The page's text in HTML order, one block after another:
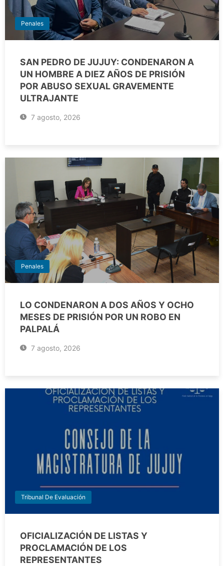
Penales
SAN PEDRO DE JUJUY: CONDENARON A
UN HOMBRE A DIEZ AÑOS DE PRISIÓN
POR ABUSO SEXUAL GRAVEMENTE
ULTRAJANTE
7 agosto, 2026
Penales
LO CONDENARON A DOS AÑOS Y OCHO
MESES DE PRISIÓN POR UN ROBO EN
PALPALÁ
7 agosto, 2026
Tribunal De Evaluación
OFICIALIZACIÓN DE LISTAS Y
PROCLAMACIÓN DE LOS
REPRESENTANTES